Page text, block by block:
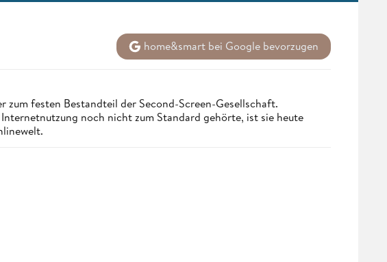
home&smart bei Google bevorzugen
zum festen Bestandteil der Second-Screen-Gesellschaft.
noch nicht zum Standard gehörte, ist sie heute